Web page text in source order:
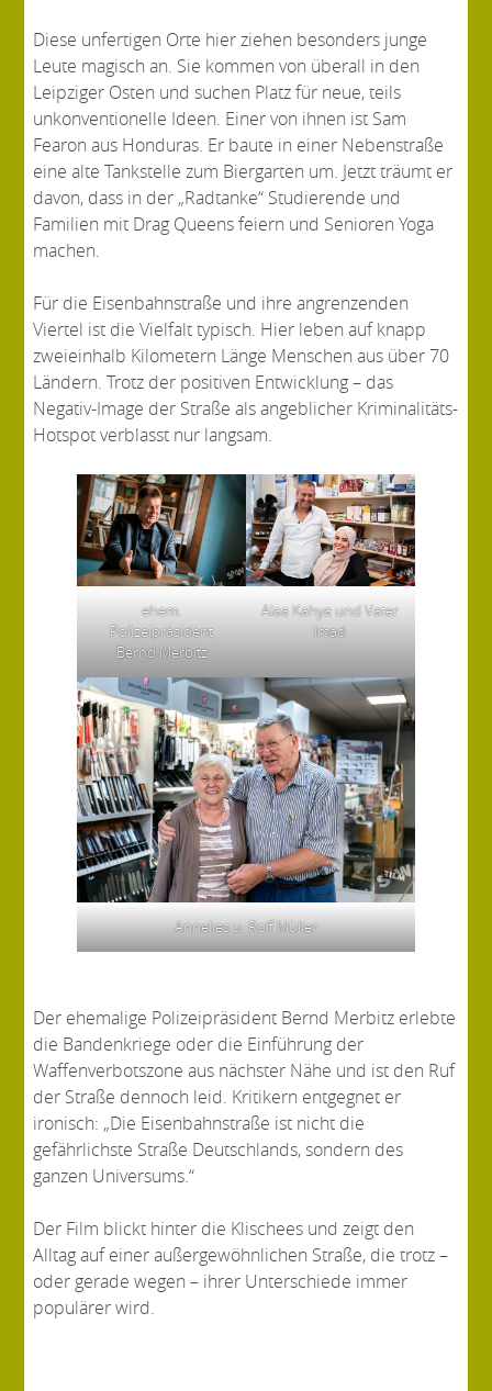
Diese unfertigen Orte hier ziehen besonders junge
Leute magisch an. Sie kommen von überall in den
Leipziger Osten und suchen Platz für neue, teils
unkonventionelle Ideen. Einer von ihnen ist Sam
Fearon aus Honduras. Er baute in einer Nebenstraße
eine alte Tankstelle zum Biergarten um. Jetzt träumt er
davon, dass in der „Radtanke“ Studierende und
Familien mit Drag Queens feiern und Senioren Yoga
machen.
Für die Eisenbahnstraße und ihre angrenzenden
Viertel ist die Vielfalt typisch. Hier leben auf knapp
zweieinhalb Kilometern Länge Menschen aus über 70
Ländern. Trotz der positiven Entwicklung – das
Negativ-Image der Straße als angeblicher Kriminalitäts-
Hotspot verblasst nur langsam.
ehem.
Polizeipräsident
Bernd Merbitz
Alaa Kahya und Vater
Imad
Annelies u. Rolf Müller
Der ehemalige Polizeipräsident Bernd Merbitz erlebte
die Bandenkriege oder die Einführung der
Waffenverbotszone aus nächster Nähe und ist den Ruf
der Straße dennoch leid. Kritikern entgegnet er
ironisch: „Die Eisenbahnstraße ist nicht die
gefährlichste Straße Deutschlands, sondern des
ganzen Universums.“
Der Film blickt hinter die Klischees und zeigt den
Alltag auf einer außergewöhnlichen Straße, die trotz –
oder gerade wegen – ihrer Unterschiede immer
populärer wird.